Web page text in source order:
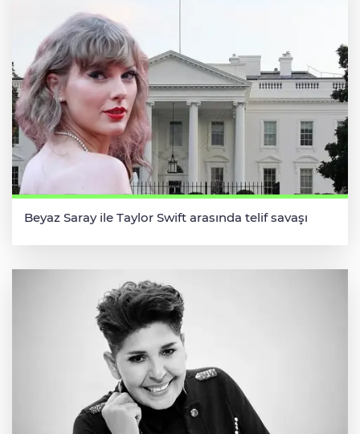
Beyaz Saray ile Taylor Swift arasında telif savaşı